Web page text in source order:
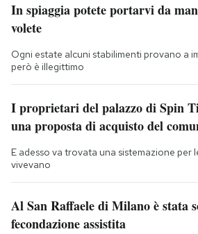
In spiaggia potete portarvi da
volete
Ogni estate alcuni stabilimenti provano a
però è illegittimo
I proprietari del palazzo di Spin
una proposta di acquisto del
E adesso va trovata una sistemazione per
vivevano
Al San Raffaele di Milano è stata
fecondazione assistita